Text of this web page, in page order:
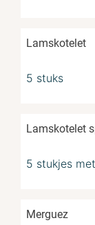
Lamskotelet
5 stuks
Lamskotelet
5 stukjes
Merguez